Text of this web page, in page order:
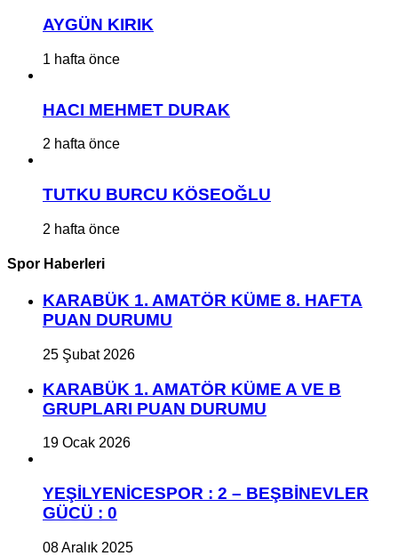
AYGÜN KIRIK
1 hafta önce
HACI MEHMET DURAK
2 hafta önce
TUTKU BURCU KÖSEOĞLU
2 hafta önce
Spor Haberleri
KARABÜK 1. AMATÖR KÜME 8. HAFTA
PUAN DURUMU
25 Şubat 2026
KARABÜK 1. AMATÖR KÜME A VE B
GRUPLARI PUAN DURUMU
19 Ocak 2026
YEŞİLYENİCESPOR : 2 – BEŞBİNEVLER
GÜCÜ : 0
08 Aralık 2025